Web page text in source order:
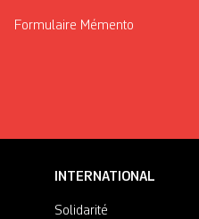
Formulaire Mémento
INTERNATIONAL
Solidarité